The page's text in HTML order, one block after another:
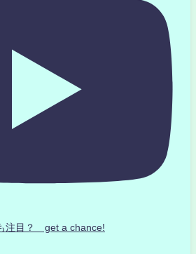
注目？ get a chance!